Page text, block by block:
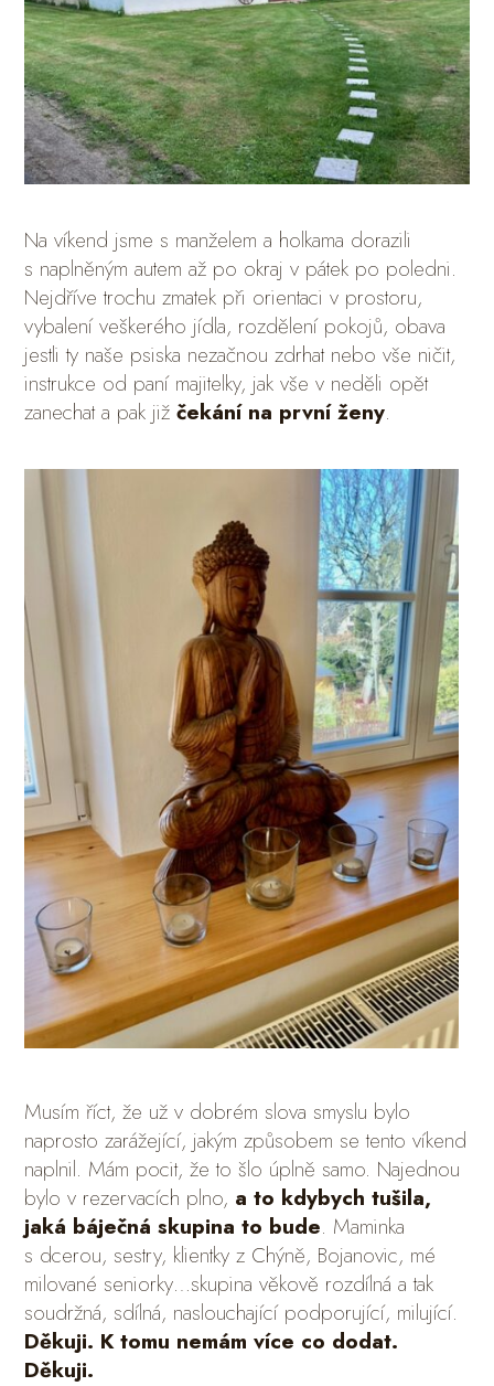
Na víkend jsme s manželem a holkama dorazili
s naplněným autem až po okraj v pátek po poledni.
Nejdříve trochu zmatek při orientaci v prostoru,
vybalení veškerého jídla, rozdělení pokojů, obava
jestli ty naše psiska nezačnou zdrhat nebo vše ničit,
instrukce od paní majitelky, jak vše v neděli opět
zanechat a pak jižčekání na první ženy.
Musím říct, že už v dobrém slova smyslu bylo
naprosto zarážející, jakým způsobem se tento víkend
naplnil. Mám pocit, že to šlo úplně samo. Najednou
bylo v rezervacích plno, a to kdybych tušila,
jaká báječná skupina to bude. Maminka
s dcerou, sestry, klientky z Chýně, Bojanovic, mé
milované seniorky…skupina věkově rozdílná a tak
soudržná, sdílná, naslouchající podporující, milující.
Děkuji. K tomu nemám více co dodat.
Děkuji.